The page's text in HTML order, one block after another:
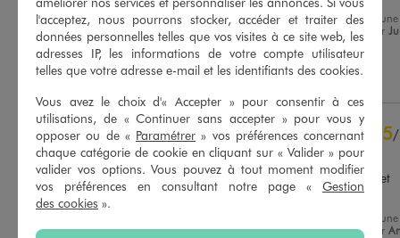
Basé sur11 avis soumis à un
contrôle
Voir tous les avis sur ce site
4étoiles
2
3étoiles
0
étoiles
0
1étoile 0
Trier les avis
Avis du22/07/2026
, suite à une
expérience du02/07/2026 par
G.
Utile(0) Signaler
5/
Avis vérifié et récompensé
Joli pyjashort, confortable et
taille bien
, suite à une
expérience du17/06/2026 par
l'acceptez, nous pourrons stocker, accéder et traiter des
données personnelles telles que vos visites à ce site web, les
adresses IP, les informations de votre compte utilisateur
telles que votre adresse e-mail et les identifiants des cookies.
Vous avez le choix d'« Accepter » pour consentir à ces
utilisations, de « Continuer sans accepter » pour vous y
opposer ou de « Paramétrer » vos préférences concernant
chaque catégorie de cookie en cliquant sur « Valider » pour
valider vos options. Vous pouvez à tout moment modifier
vos préférences en consultant notre page « Gestion
des cookies ».